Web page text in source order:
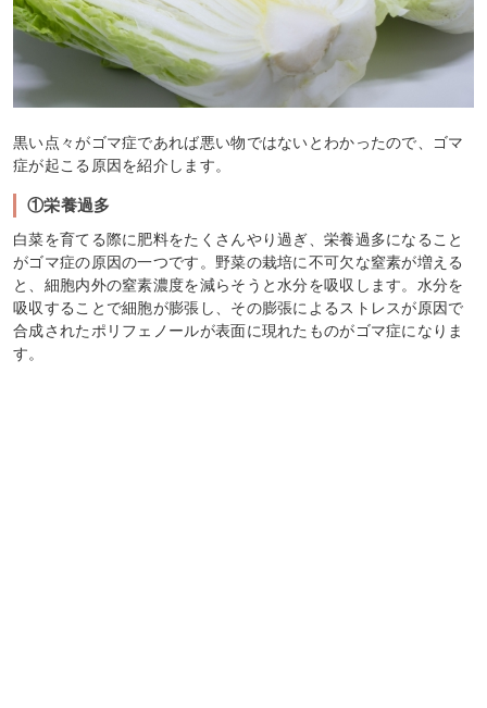
黒い点々がゴマ症であれば悪い物ではないとわかったので、ゴマ
症が起こる原因を紹介します。
①栄養過多
白菜を育てる際に肥料をたくさんやり過ぎ、栄養過多になること
がゴマ症の原因の一つです。野菜の栽培に不可欠な窒素が増える
と、細胞内外の窒素濃度を減らそうと水分を吸収します。水分を
吸収することで細胞が膨張し、その膨張によるストレスが原因で
合成されたポリフェノールが表面に現れたものがゴマ症になりま
す。